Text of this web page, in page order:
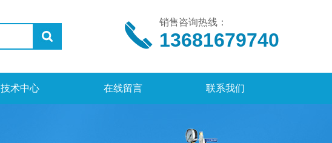
销售咨询热线：
13681679740
技术中心 在线留言 联系我们